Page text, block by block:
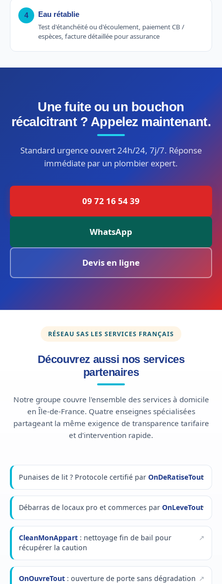
4 Eau rétablie
Test d'étanchéité ou d'écoulement, paiement CB /
espèces, facture détaillée pour assurance
Une fuite ou un bouchon
récalcitrant ? Appelez maintenant.
Standard urgence ouvert 24h/24, 7j/7. Réponse
immédiate par un plombier expert.
09 72 16 54 39
WhatsApp
Devis en ligne
RÉSEAU SAS LES SERVICES FRANÇAIS
Découvrez aussi nos services
partenaires
Notre groupe couvre l'ensemble des services à domicile
en Île-de-France. Quatre enseignes spécialisées
partageant la même exigence de transparence tarifaire
et d'intervention rapide.
Punaises de lit ? Protocole certifié par OnDeRatiseTout
Débarras de locaux pro et commerces par OnLeveTout
CleanMonAppart: nettoyage fin de bail pour
récupérer la caution
OnOuvreTout: ouverture de porte sans dégradation